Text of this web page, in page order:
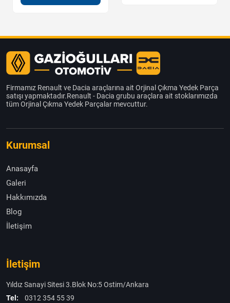
Firmamız Renault ve Dacia araçlarına ait Orjinal Çıkma Yedek Parça
satışı yapmaktadır.Renault - Dacia grubu araçlara ait stoklarımızda
tüm Orjinal Çıkma Yedek Parçalar mevcuttur.
Kurumsal
Anasayfa
Galeri
Hakkımızda
Blog
İletişim
İletişim
Yıldız Sanayi Sitesi 3.Blok No:5 Ostim/Ankara
Tel:
0312 354 55 39